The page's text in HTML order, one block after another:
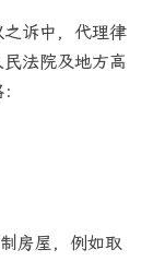
诉中，代理律
法院及地方高
房屋，例如取